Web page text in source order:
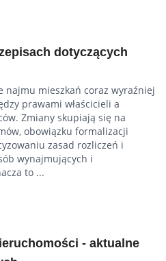
dotyczących
najmu mieszkań coraz wyraźniej
prawami właścicieli a
Zmiany skupiają się na
obowiązku formalizacji
zasad rozliczeń i
wynajmujących i
to ...
- aktualne